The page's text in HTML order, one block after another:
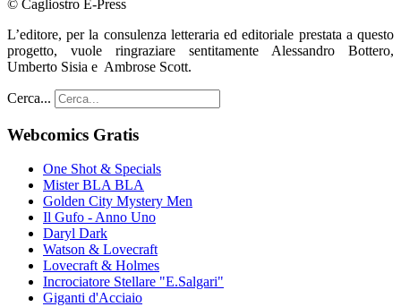
© Cagliostro E-Press
L’editore, per la consulenza letteraria ed editoriale prestata a questo
progetto, vuole ringraziare sentitamente Alessandro Bottero,
Umberto Sisia e Ambrose Scott.
Cerca...
Webcomics Gratis
One Shot & Specials
Mister BLA BLA
Golden City Mystery Men
Il Gufo - Anno Uno
Daryl Dark
Watson & Lovecraft
Lovecraft & Holmes
Incrociatore Stellare "E.Salgari"
Giganti d'Acciaio